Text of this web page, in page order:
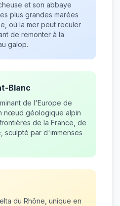
et son abbaye
plus grandes marées
où la mer peut reculer
de remonter à la
galop.
Blanc
de l'Europe de
nœud géologique alpin
de la France, de
sculpté par d'immenses
du Rhône, unique en